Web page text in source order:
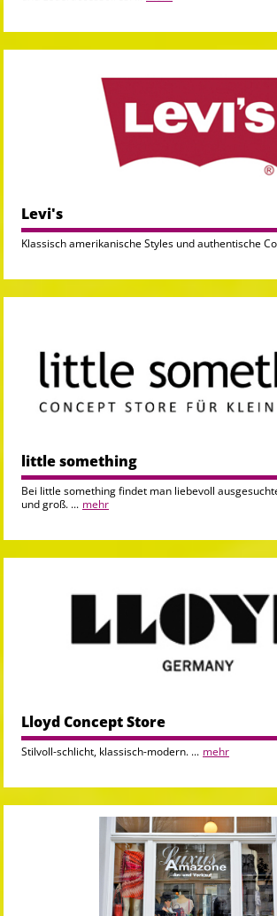
Levi's
Klassisch amerikanische Styles und authentische
little something
Bei little something findet man liebevoll
und groß. ... mehr
Lloyd Concept Store
Stilvoll-schlicht, klassisch-modern. ... mehr